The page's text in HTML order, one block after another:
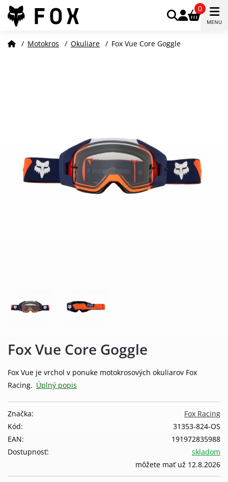
0
MENU
/ Motokros / Okuliare / Fox Vue Core Goggle
Fox Vue Core Goggle
Fox Vue je vrchol v ponuke motokrosových okuliarov Fox
Racing. Úplný popis
Fox Racing
Značka:
31353-824-OS
Kód:
191972835988
EAN:
skladom
môžete mať už 12.8.2026
Dostupnosť: